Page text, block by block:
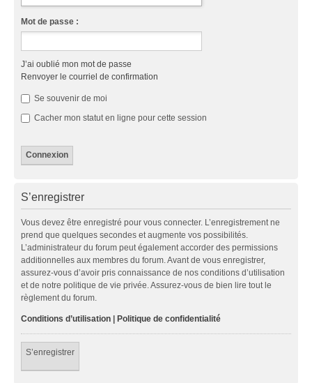
Mot de passe :
J’ai oublié mon mot de passe
Renvoyer le courriel de confirmation
Se souvenir de moi
Cacher mon statut en ligne pour cette session
S’enregistrer
Vous devez être enregistré pour vous connecter. L’enregistrement ne
prend que quelques secondes et augmente vos possibilités.
L’administrateur du forum peut également accorder des permissions
additionnelles aux membres du forum. Avant de vous enregistrer,
assurez-vous d’avoir pris connaissance de nos conditions d’utilisation
et de notre politique de vie privée. Assurez-vous de bien lire tout le
règlement du forum.
Conditions d’utilisation | Politique de confidentialité
S’enregistrer